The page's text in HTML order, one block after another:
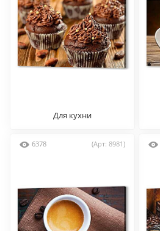
Для кухни
6378 (Арт: 8981)